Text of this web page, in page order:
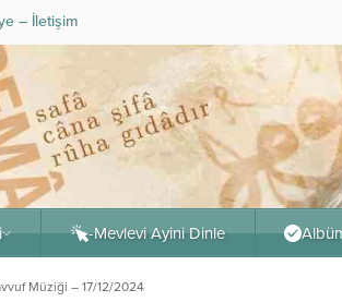
– İletişim
-Mevlevi Ayini Dinle
Müziği – 17/12/2024